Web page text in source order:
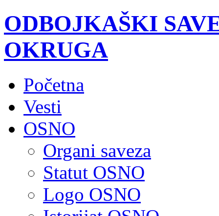
ODBOJKAŠKI
OKRUGA
Početna
Vesti
OSNO
Organi saveza
Statut OSNO
Logo OSNO